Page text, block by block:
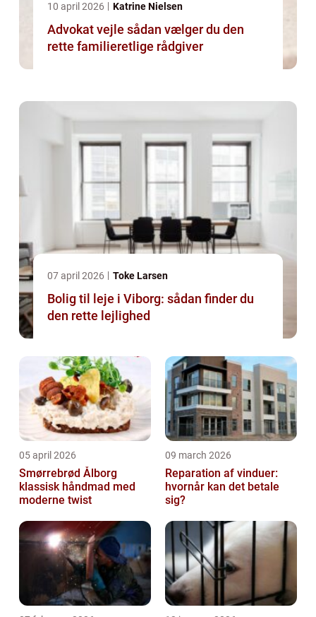
10 april 2026 Katrine Nielsen
Advokat vejle sådan vælger du den
rette familieretlige rådgiver
07 april 2026 Toke Larsen
Bolig til leje i Viborg: sådan finder du
den rette lejlighed
05 april 2026
Smørrebrød Ålborg
klassisk håndmad med
moderne twist
09 march 2026
Reparation af vinduer:
hvornår kan det betale
sig?